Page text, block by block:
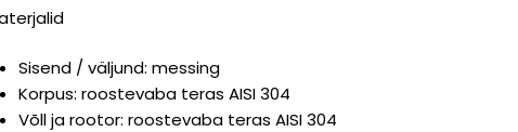
Sisend / väljund: messing
Korpus: roostevaba teras AISI 304
Võll ja rootor: roostevaba teras AISI 304